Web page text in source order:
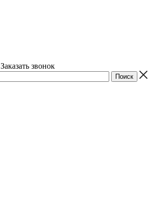
Заказать звонок